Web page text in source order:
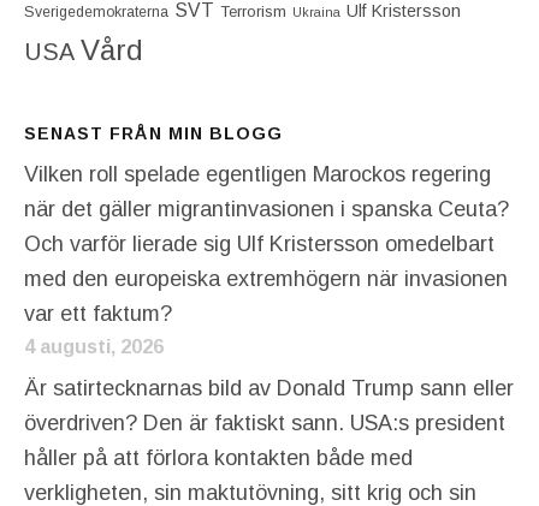
Sverigedemokraterna SVT Terrorism Ukraina Ulf Kristersson
USA Vård
SENAST FRÅN MIN BLOGG
Vilken roll spelade egentligen Marockos regering
när det gäller migrantinvasionen i spanska Ceuta?
Och varför lierade sig Ulf Kristersson omedelbart
med den europeiska extremhögern när invasionen
var ett faktum?
4 augusti, 2026
Är satirtecknarnas bild av Donald Trump sann eller
överdriven? Den är faktiskt sann. USA:s president
håller på att förlora kontakten både med
verkligheten, sin maktutövning, sitt krig och sin